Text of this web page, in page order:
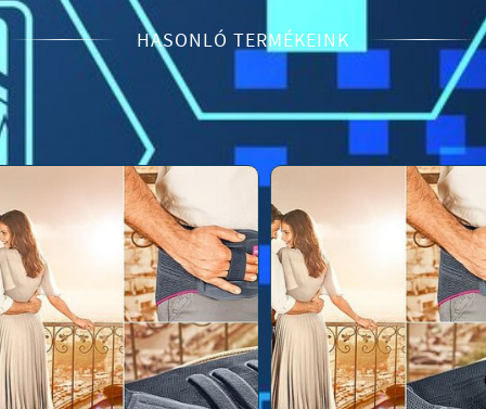
HASONLÓ TERMÉKEINK